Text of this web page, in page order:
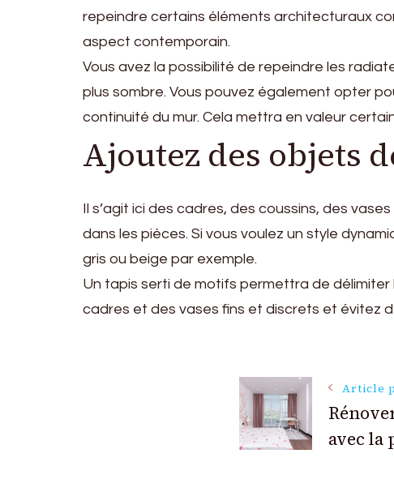
repeindre certains éléments architecturaux
aspect contemporain.
Vous avez la possibilité de repeindre les
plus sombre. Vous pouvez également opter
continuité du mur. Cela mettra en valeur
Ajoutez des objets
Il s’agit ici des cadres, des coussins, des
dans les pièces. Si vous voulez un style
gris ou beige par exemple.
Un tapis serti de motifs permettra de
cadres et des vases fins et discrets et évitez
des
Article
avec la